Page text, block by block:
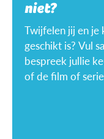
niet?
Twijfelen jij en je
geschikt is? Vul
bespreek jullie
of de film of